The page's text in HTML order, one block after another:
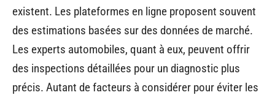
existent. Les plateformes en ligne proposent souvent
des estimations basées sur des données de marché.
Les experts automobiles, quant à eux, peuvent offrir
des inspections détaillées pour un diagnostic plus
précis. Autant de facteurs à considérer pour éviter les